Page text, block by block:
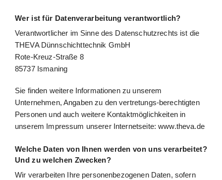
Wer ist für Datenverarbeitung verantwortlich?
Verantwortlicher im Sinne des Datenschutzrechts ist die
THEVA Dünnschichttechnik GmbH
Rote-Kreuz-Straße 8
85737 Ismaning
Sie finden weitere Informationen zu unserem
Unternehmen, Angaben zu den vertretungs-berechtigten
Personen und auch weitere Kontaktmöglichkeiten in
unserem Impressum unserer Internetseite: www.theva.de
Welche Daten von Ihnen werden von uns verarbeitet?
Und zu welchen Zwecken?
Wir verarbeiten Ihre personenbezogenen Daten, sofern